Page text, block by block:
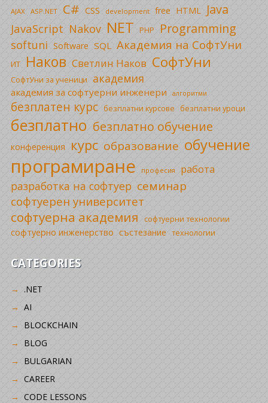
AJAX ASP.NET C# CSS development free HTML Java
JavaScript Nakov NET PHP Programming
softuni Software SQL Академия на СофтУни
ИТ Наков Светлин Наков СофтУни
СофтУни за ученици академия
академия за софтуерни инженери алгоритми
безплатен курс безплатни курсове безплатни уроци
безплатно безплатно обучение
конференция курс образование обучение
програмиране професия работа
разработка на софтуер семинар
софтуерен университет
софтуерна академия софтуерни технологии
софтуерно инженерство състезание технологии
CATEGORIES
.NET
AI
BLOCKCHAIN
BLOG
BULGARIAN
CAREER
CODE LESSONS